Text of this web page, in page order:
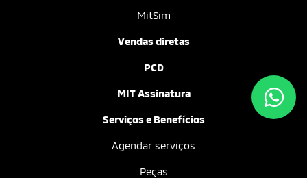
MitSim
Vendas diretas
PCD
MIT Assinatura
Serviços e Benefícios
Agendar serviços
Peças